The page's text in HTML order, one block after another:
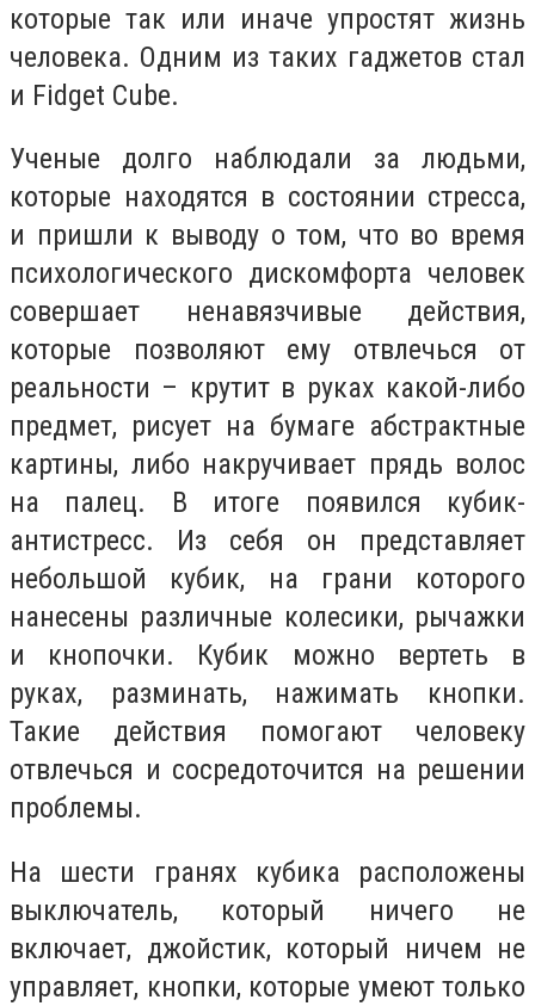
которые так или иначе упростят жизнь
человека. Одним из таких гаджетов стал
и Fidget Cube.
Ученые долго наблюдали за людьми,
которые находятся в состоянии стресса,
и пришли к выводу о том, что во время
психологического дискомфорта человек
совершает ненавязчивые действия,
которые позволяют ему отвлечься от
реальности – крутит в руках какой-либо
предмет, рисует на бумаге абстрактные
картины, либо накручивает прядь волос
на палец. В итоге появился кубик-
антистресс. Из себя он представляет
небольшой кубик, на грани которого
нанесены различные колесики, рычажки
и кнопочки. Кубик можно вертеть в
руках, разминать, нажимать кнопки.
Такие действия помогают человеку
отвлечься и сосредоточится на решении
проблемы.
На шести гранях кубика расположены
выключатель, который ничего не
включает, джойстик, который ничем не
управляет, кнопки, которые умеют только